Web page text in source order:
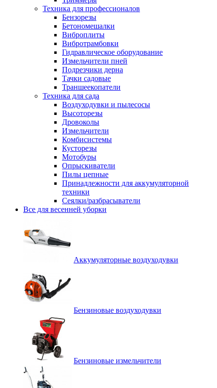
Техника для профессионалов
Бензорезы
Бетономешалки
Виброплиты
Вибротрамбовки
Гидравлическое оборудование
Измельчители пней
Подрезчики дерна
Тачки садовые
Траншеекопатели
Техника для сада
Воздуходувки и пылесосы
Высоторезы
Дровоколы
Измельчители
Комбисистемы
Кусторезы
Мотобуры
Опрыскиватели
Пилы цепные
Принадлежности для аккумуляторной
техники
Сеялки/разбрасыватели
Все для весенней уборки
Аккумуляторные воздуходувки
Бензиновые воздуходувки
Бензиновые измельчители